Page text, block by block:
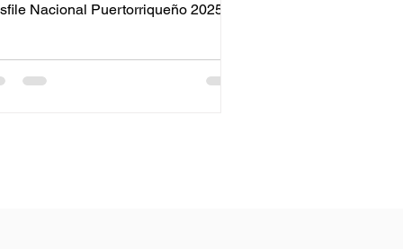
Nacional Puertorriqueño 2025 es